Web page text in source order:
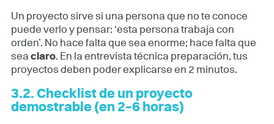
Un proyecto sirve si una persona que no te conoce
puede verlo y pensar: ‘esta persona trabaja con
orden’. No hace falta que sea enorme; hace falta que
sea claro. En la entrevista técnica preparación, tus
proyectos deben poder explicarse en 2 minutos.
3.2. Checklist de un proyecto
demostrable (en 2–6 horas)